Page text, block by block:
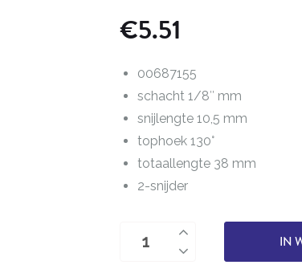
€5.51
00687155
schacht 1/8″ mm
snijlengte 10,5 mm
tophoek 130°
totaallengte 38 mm
2-snijder
IN